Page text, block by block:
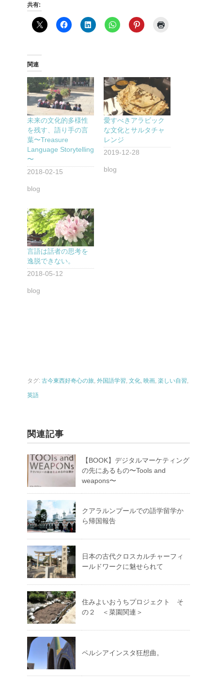
共有:
関連
未来の文化的多様性
を残す、語り手の言
葉〜Treasure
Language Storytelling
〜
2018-02-15
blog
愛すべきアラビック
な文化とサルタチャ
レンジ
2019-12-28
blog
言語は話者の思考を
逸脱できない。
2018-05-12
blog
タグ: 古今東西好奇心の旅, 外国語学習, 文化, 映画, 楽しい自習,
英語
関連記事
【BOOK】デジタルマーケティング
の先にあるもの〜Tools and
weapons〜
クアラルンプールでの語学留学か
ら帰国報告
日本の古代クロスカルチャーフィ
ールドワークに魅せられて
住みよいおうちプロジェクト そ
の２ ＜菜園関連＞
ペルシアインスタ狂想曲。